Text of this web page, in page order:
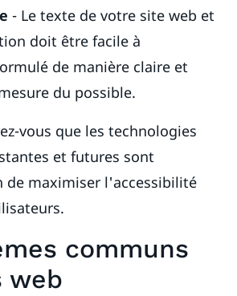
- Le texte de votre site web et
doit être facile à
de manière claire et
du possible.
vous que les technologies
et futures sont
de maximiser l'accessibilité
communs
web